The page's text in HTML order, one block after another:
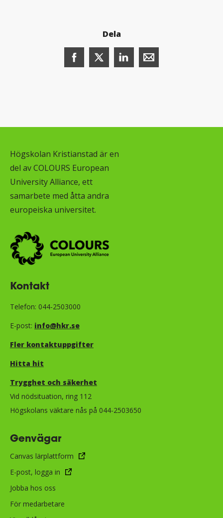
Dela
Dela denna sida
Dela denna sida på
Dela denna sida på X (öppnas i
Dela denna sida på Facebook (öppnas
Högskolan Kristianstad är en
del av COLOURS European
University Alliance, ett
samarbete med åtta andra
europeiska universitet.
Kontakt
Telefon: 044-2503000
E-post: info@hkr.se
Fler kontaktuppgifter
Hitta hit
Trygghet och säkerhet​​​​​​​​​​​
Vid nödsituation, ring 112
Högskolans väktare nås på 044-2503650
Genvägar
Canvas lärplattform
E-post, logga in
Jobba hos oss
För medarbetare